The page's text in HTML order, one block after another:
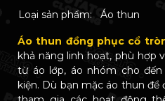
Loại sản phẩm:
Áo thun
Áo thun đồng phục cổ
khả năng linh hoạt, phù hợp
từ áo lớp, áo nhóm cho
kiện. Dù bạn mặc áo thun để